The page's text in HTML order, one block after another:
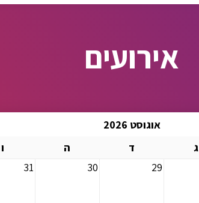
אירועים
אוגוסט 2026
ג ד ה ו
29
30
31